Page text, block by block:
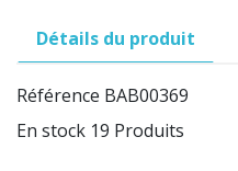
Détails du produit
Référence BAB00369
En stock 19 Produits